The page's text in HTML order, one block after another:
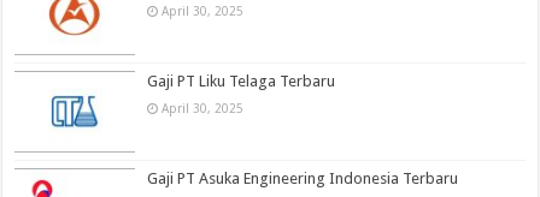
April 30, 2025
Gaji PT Liku Telaga Terbaru
April 30, 2025
Gaji PT Asuka Engineering Indonesia Terbaru